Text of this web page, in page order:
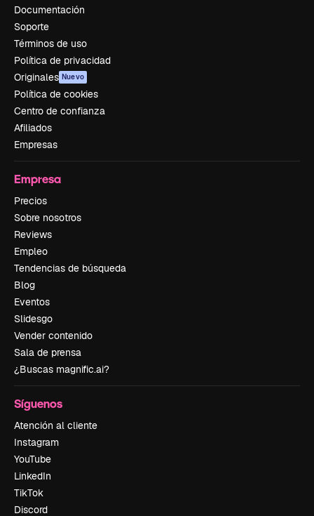
Documentación
Soporte
Términos de uso
Política de privacidad
Originales Nuevo
Política de cookies
Centro de confianza
Afiliados
Empresas
Empresa
Precios
Sobre nosotros
Reviews
Empleo
Tendencias de búsqueda
Blog
Eventos
Slidesgo
Vender contenido
Sala de prensa
¿Buscas magnific.ai?
Síguenos
Atención al cliente
Instagram
YouTube
LinkedIn
TikTok
Discord